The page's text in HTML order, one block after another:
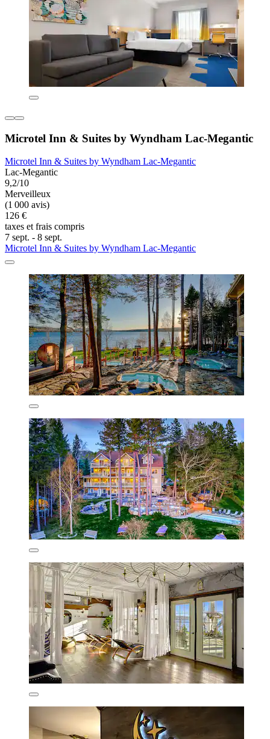
Microtel Inn & Suites by Wyndham Lac-Megantic
Microtel Inn & Suites by Wyndham Lac-Megantic
Lac-Megantic
9,2/10
Merveilleux
(1 000 avis)
126 €
taxes et frais compris
7 sept. - 8 sept.
Microtel Inn & Suites by Wyndham Lac-Megantic